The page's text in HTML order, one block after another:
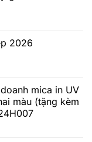
2026
mica in UV
màu (tặng kèm